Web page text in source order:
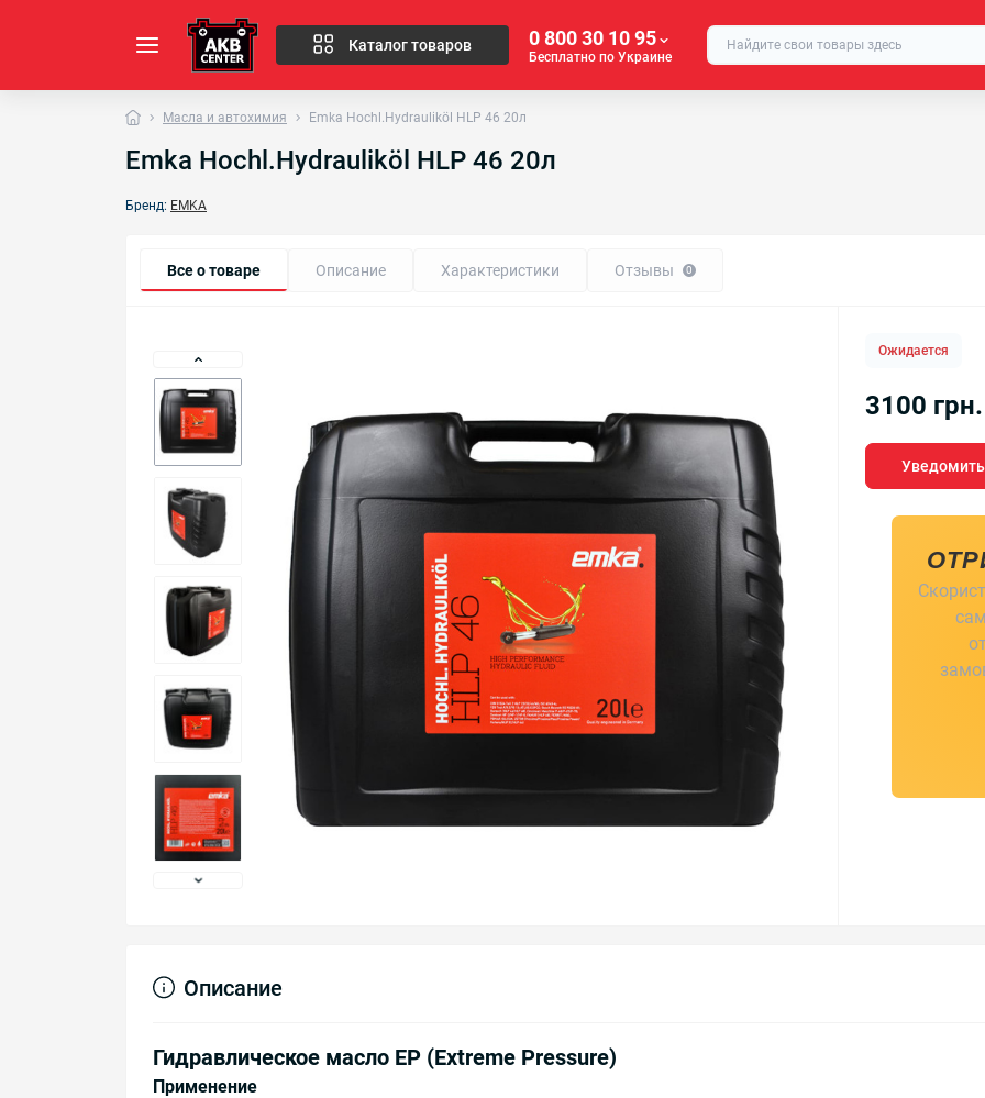
Каталог товаров 0 800 30 10 95
Бесплатно по Украине
Масла и автохимия Emka Hochl.Hydrauliköl HLP 46 20л
Emka Hochl.Hydrauliköl HLP 46 20л
Бренд: EMKA
Все о товаре Описание Характеристики Отзывы 0
Ожидается
3100 грн.
Описание
Гидравлическое масло EP (Extreme Pressure)
Применение